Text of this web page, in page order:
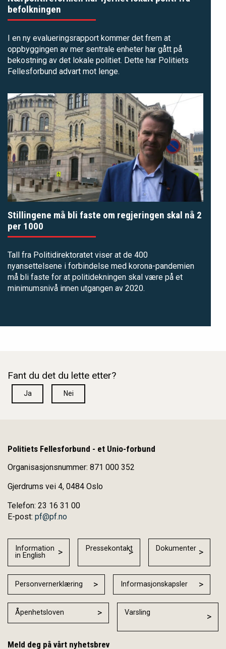
befolkningen
I en ny evalueringsrapport kommer det frem at
oppbyggingen av mer sentrale enheter har gått på
bekostning av det lokale politiet. Dette har Politiets
Fellesforbund advart mot lenge.
Stillingene må bli faste om regjeringen skal nå 2
per 1000
Tall fra Politidirektoratet viser at de 400
nyansettelsene i forbindelse med korona-pandemien
må bli faste for at politidekningen skal være på et
minimumsnivå innen utgangen av 2020.
Fant du det du lette etter?
Ja Nei
Politiets Fellesforbund - et Unio-forbund
Organisasjonsnummer: 871 000 352
Gjerdrums vei 4, 0484 Oslo
Telefon: 23 16 31 00
E-post: pf@pf.no
Information
in English
Pressekontakt Dokumenter
Personvernerklæring Informasjonskapsler
Åpenhetsloven Varsling
Meld deg på vårt nyhetsbrev